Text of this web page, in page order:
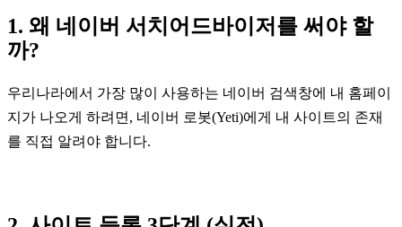
1. 왜 네이버 서치어드바이저를 써야 할
까?
우리나라에서 가장 많이 사용하는 네이버 검색창에 내 홈페이
지가 나오게 하려면, 네이버 로봇(Yeti)에게 내 사이트의 존재
를 직접 알려야 합니다.